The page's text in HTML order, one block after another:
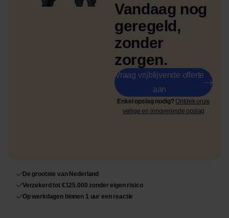
Vandaag nog
geregeld,
zonder
zorgen.
Vraag vrijblijvende offerte
aan
Enkel opslag nodig?Ontdek onze
veilige en innoverende opslag
De grootste van Nederland
Verzekerd tot €125.000 zonder eigen risico
Op werkdagen binnen 1 uur een reactie